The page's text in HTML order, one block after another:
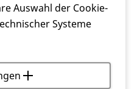
Auswahl der Cookie-
Systeme